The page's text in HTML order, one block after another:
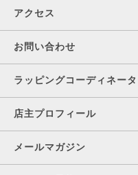
アクセス
お問い合わせ
ラッピングコーディネ
店主プロフィール
メールマガジン